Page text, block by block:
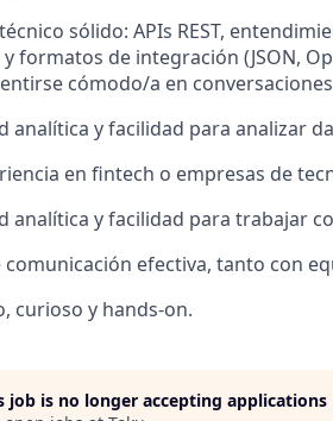
sólido: APIs REST,
formatos de integración (JSON,
cómodo/a en
analítica y facilidad para analizar
en fintech o empresas de
analítica y facilidad para trabajar
efectiva, tanto con
curioso y hands-on.
job is no longer accepting applications